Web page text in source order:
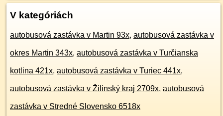
V kategóriách
autobusová zastávka v Martin 93x, autobusová zastávka v
okres Martin 343x, autobusová zastávka v Turčianska
kotlina 421x, autobusová zastávka v Turiec 441x,
autobusová zastávka v Žilinský kraj 2709x, autobusová
zastávka v Stredné Slovensko 6518x